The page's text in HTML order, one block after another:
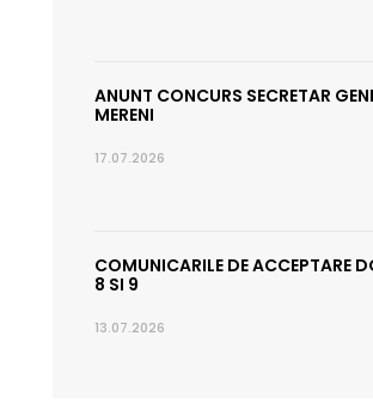
ANUNT CONCURS SECRETAR
MERENI
17.07.2026
COMUNICARILE DE ACCEPTARE
8 SI 9
13.07.2026